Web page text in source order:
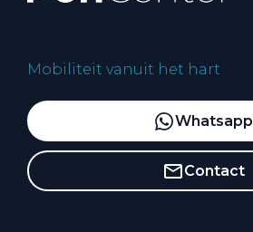
Mobiliteit vanuit het hart
Whatsapp
Contact